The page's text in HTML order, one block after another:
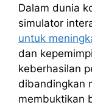
Dalam dunia
simulator
untuk
dan
keberhasilan
dibandingkan
membuktikan